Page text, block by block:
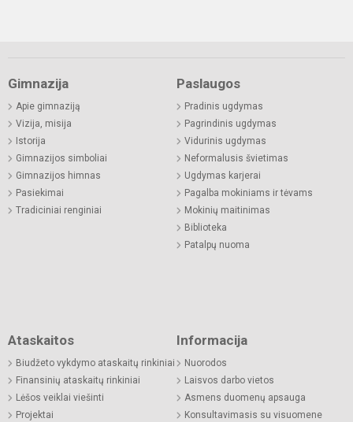
Gimnazija
Apie gimnaziją
Vizija, misija
Istorija
Gimnazijos simboliai
Gimnazijos himnas
Pasiekimai
Tradiciniai renginiai
Paslaugos
Pradinis ugdymas
Pagrindinis ugdymas
Vidurinis ugdymas
Neformalusis švietimas
Ugdymas karjerai
Pagalba mokiniams ir tėvams
Mokinių maitinimas
Biblioteka
Patalpų nuoma
Ataskaitos
Biudžeto vykdymo ataskaitų rinkiniai
Finansinių ataskaitų rinkiniai
Lėšos veiklai viešinti
Projektai
Informacija
Nuorodos
Laisvos darbo vietos
Asmens duomenų apsauga
Konsultavimasis su visuomene